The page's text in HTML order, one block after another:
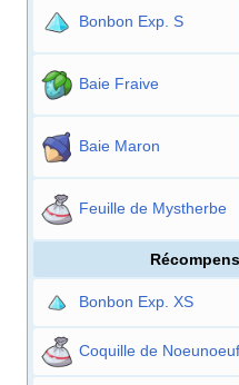
Bonbon Exp. S
Baie Fraive
Baie Maron
Feuille de Mystherbe
Bonbon Exp. XS
Coquille de Noeunoeuf